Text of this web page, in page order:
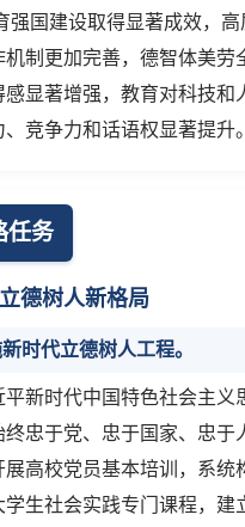
强国建设取得显著成效，
制更加完善，德智体美
感显著增强，教育对科技
竞争力和话语权显著提升。
任务
德树人新格局
时代立德树人工程。
新时代中国特色社会主义
忠于党、忠于国家、忠
展高校党员基本培训，系
学生社会实践专门课程，